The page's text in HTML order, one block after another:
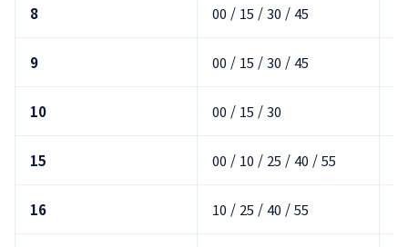
8 00 / 15 / 30 / 45
9 00 / 15 / 30 / 45
10 00 / 15 / 30
15 00 / 10 / 25 / 40 / 55
16 10 / 25 / 40 / 55